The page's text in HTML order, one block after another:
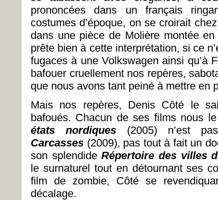
prononcées dans un français
costumes d’époque, on se croirait
dans une pièce de Molière montée en
prête bien à cette interprétation, si ce
fugaces à une Volkswagen ainsi qu’à
bafouer cruellement nos repères,
que nous avons tant peiné à mettre en
Mais nos repères, Denis Côté le
bafoués. Chacun de ses films nous
états nordiques
(2005) n’est
Carcasses (2009), pas tout à fait un
son splendideRépertoire des villes
le surnaturel tout en détournant ses
film de zombie, Côté se
décalage.